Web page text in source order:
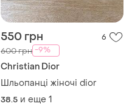
550 грн 6
600 грн -9%
Christian Dior
Шльопанці жіночі dior
38.5 и еще 1